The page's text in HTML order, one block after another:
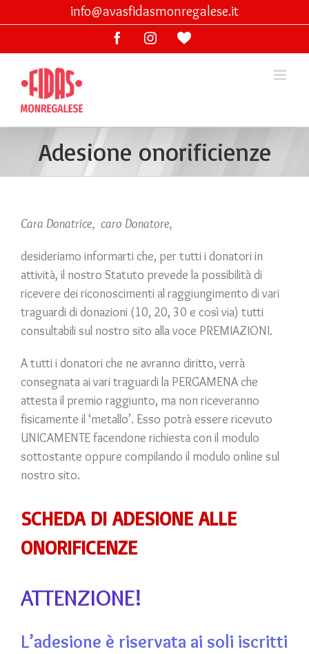
to
info@avasfidasmonregalese.it
FacebookInstagram
Ama
Adesione onorificienze
Cara Donatrice, caro Donatore,
desideriamo informarti che, per tutti i donatori in
attività, il nostro Statuto prevede la possibilità di
ricevere dei riconoscimenti al raggiungimento di vari
traguardi di donazioni (10, 20, 30 e così via) tutti
consultabili sul nostro sito alla voce PREMIAZIONI.
A tutti i donatori che ne avranno diritto, verrà
consegnata ai vari traguardi la PERGAMENA che
attesta il premio raggiunto, ma non riceveranno
fisicamente il ‘metallo’. Esso potrà essere ricevuto
UNICAMENTE facendone richiesta con il modulo
sottostante oppure compilando il modulo online sul
nostro sito.
SCHEDA DI ADESIONE ALLE
ONORIFICENZE
ATTENZIONE!
L’adesione è riservata ai soli iscritti